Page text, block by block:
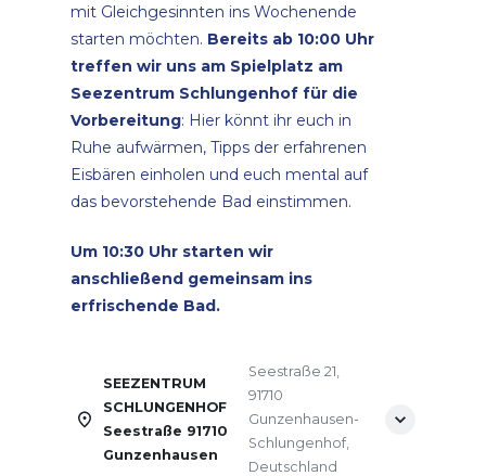
mit Gleichgesinnten ins Wochenende
starten möchten. Bereits ab 10:00 Uhr
treffen wir uns am Spielplatz am
Seezentrum Schlungenhof für die
Vorbereitung: Hier könnt ihr euch in
Ruhe aufwärmen, Tipps der erfahrenen
Eisbären einholen und euch mental auf
das bevorstehende Bad einstimmen.
Um 10:30 Uhr starten wir
anschließend gemeinsam ins
erfrischende Bad.
SEEZENTRUM
SCHLUNGENHOF
Seestraße 91710
Gunzenhausen
Seestraße 21,
91710
Gunzenhausen-
Schlungenhof,
Deutschland